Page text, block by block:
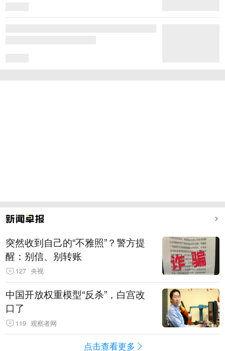
突然收到自己的“不雅照”？警方提
醒：别信、别转账
127 央视
中国开放权重模型“反杀”，白宫改
口了
119 观察者网
点击查看更多